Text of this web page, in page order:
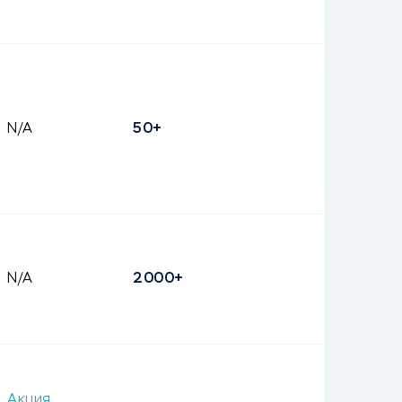
N/A 50+
N/A 2000+